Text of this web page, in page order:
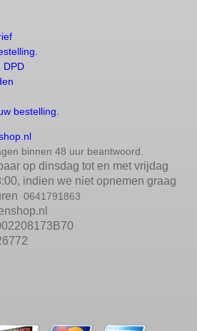
DPD
bestelling.
binnen 48 uur beantwoord.
op dinsdag tot en met vrijdag
indien we niet opnemen graag
0641791863